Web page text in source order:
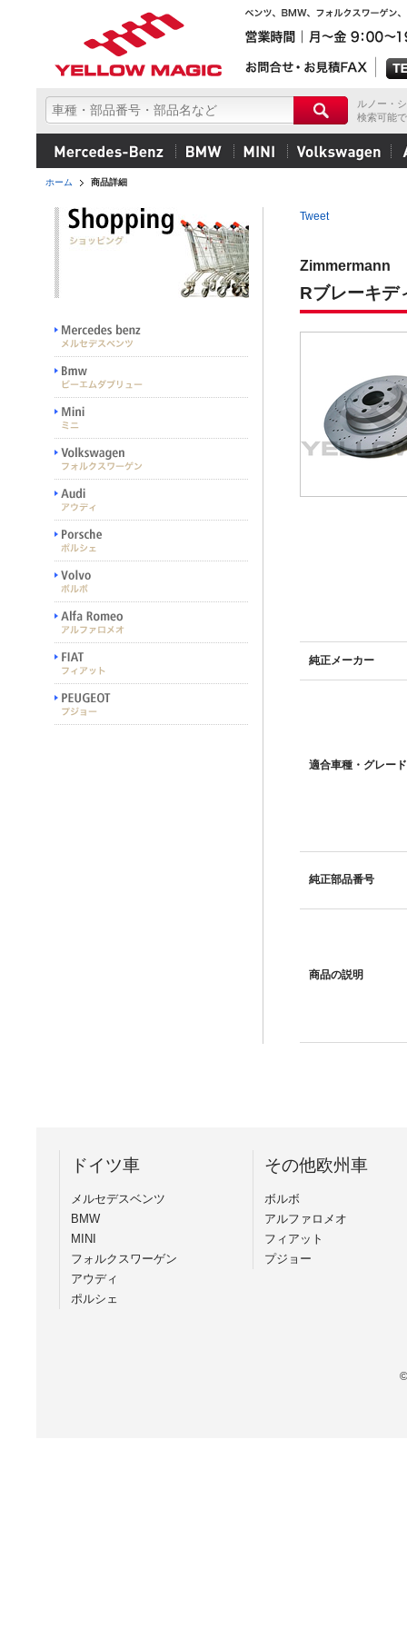
ルノー・
検索可能
ホーム 商品詳細
Tweet
Zimmermann
Rブレーキデ
純正メーカー
適合車種・グレー
純正部品番号
商品の説明
ドイツ車
メルセデスベンツ
BMW
MINI
フォルクスワーゲン
アウディ
ポルシェ
その他欧州車
ボルボ
アルファロメオ
フィアット
プジョー